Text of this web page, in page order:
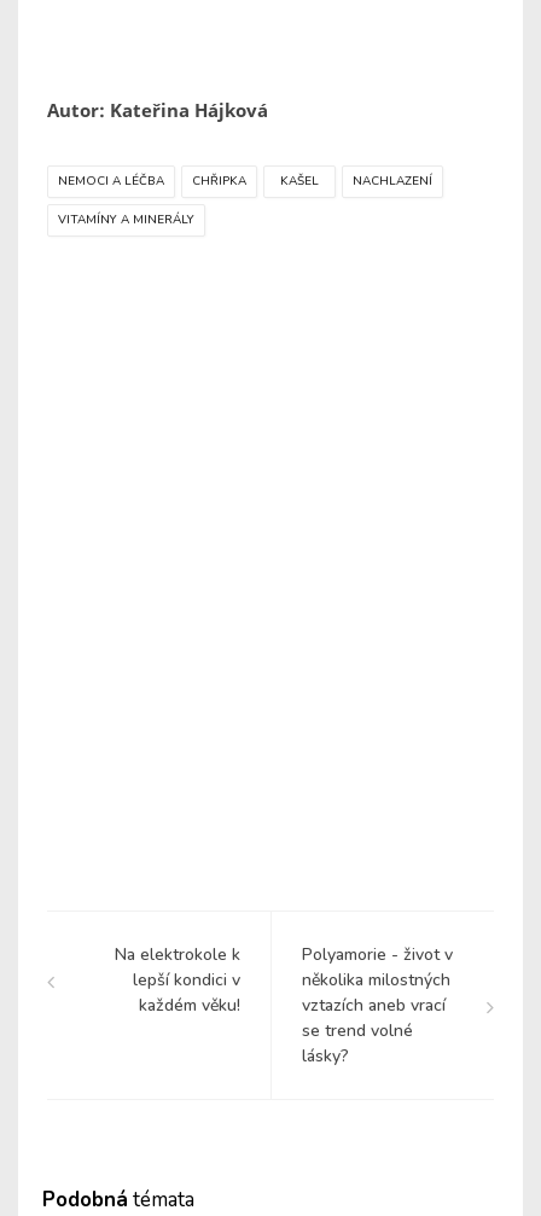
Autor: Kateřina Hájková
NEMOCI A LÉČBA CHŘIPKA KAŠEL NACHLAZENÍ
VITAMÍNY A MINERÁLY
Na elektrokole k
lepší kondici v
každém věku!
Polyamorie - život v
několika milostných
vztazích aneb vrací
se trend volné
lásky?
Podobná témata